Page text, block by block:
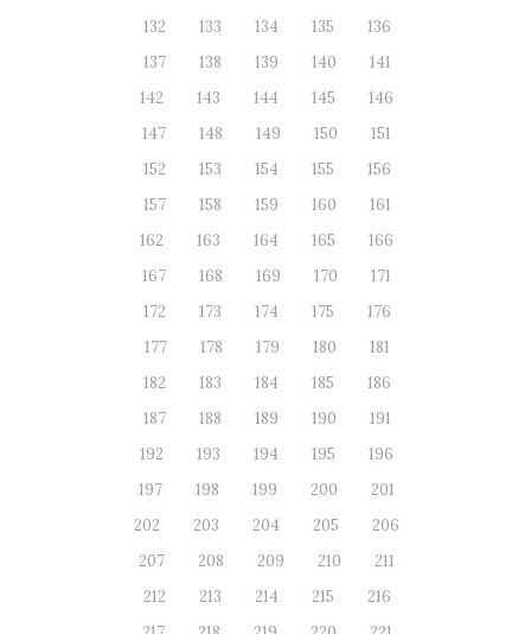
132
133 134 135
136
137
138 139 140
141
142
143 144 145
146
147
148 149 150
151
152
153 154 155
156
157
158 159 160
161
162
163 164 165
166
167
168 169 170
171
172
173 174 175
176
177
178 179 180
181
182
183 184 185
186
187
188 189 190
191
192
193 194 195
196
197
198 199 200
201
202
203 204 205
206
207
208 209 210
211
212
213 214 215
216